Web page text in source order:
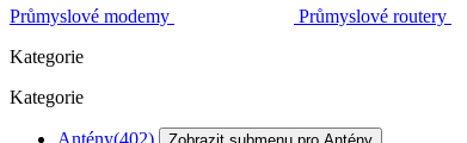
Průmyslové modemy Průmyslové routery
Kategorie
Kategorie
Antény(402)